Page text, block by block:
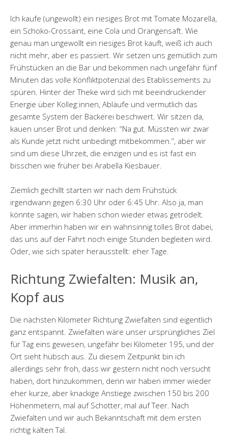
Ich kaufe (ungewollt) ein riesiges Brot mit Tomate Mozarella,
ein Schoko-Crossaint, eine Cola und Orangensaft. Wie
genau man ungewollt ein riesiges Brot kauft, weiß ich auch
nicht mehr, aber es passiert. Wir setzen uns gemütlich zum
Frühstücken an die Bar und bekommen nach ungefähr fünf
Minuten das volle Konfliktpotenzial des Etablissements zu
spüren. Hinter der Theke wird sich mit beeindruckender
Energie über Kolleg:innen, Abläufe und vermutlich das
gesamte System der Bäckerei beschwert. Wir sitzen da,
kauen unser Brot und denken: “Na gut. Müssten wir zwar
als Kunde jetzt nicht unbedingt mitbekommen.”, aber wir
sind um diese Uhrzeit, die einzigen und es ist fast ein
bisschen wie früher bei Arabella Kiesbauer.
Ziemlich gechillt starten wir nach dem Frühstück
irgendwann gegen 6:30 Uhr oder 6:45 Uhr. Also ja, man
könnte sagen, wir haben schon wieder etwas getrödelt.
Aber immerhin haben wir ein wahnsinnig tolles Brot dabei,
das uns auf der Fahrt noch einige Stunden begleiten wird.
Oder, wie sich später herausstellt: eher Tage.
Richtung Zwiefalten: Musik an,
Kopf aus
Die nächsten Kilometer Richtung Zwiefalten sind eigentlich
ganz entspannt. Zwiefalten wäre unser ursprüngliches Ziel
für Tag eins gewesen, ungefähr bei Kilometer 195, und der
Ort sieht hübsch aus. Zu diesem Zeitpunkt bin ich
allerdings sehr froh, dass wir gestern nicht noch versucht
haben, dort hinzukommen, denn wir haben immer wieder
eher kurze, aber knackige Anstiege zwischen 150 bis 200
Höhenmetern, mal auf Schotter, mal auf Teer. Nach
Zwiefalten und wir auch Bekanntschaft mit dem ersten
richtig kalten Tal.